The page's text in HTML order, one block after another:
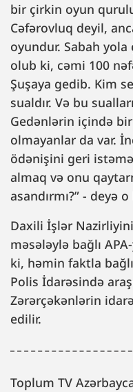
bir çirkin oyun
Cəfərovluq deyil,
oyundur. Sabah yola
olub ki, cəmi 100
Şuşaya gedib. Kim
sualdır. Və bu
Gedənlərin içində
olmayanlar da var.
ödənişini geri
almaq və onu
asandırmı?” - deyə
Daxili İşlər
məsələylə bağlı
ki, həmin faktla
Polis İdarəsində
Zərərçəkənlərin
edilir.
Toplum TV